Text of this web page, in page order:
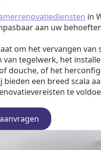
in
aan uw
om het vervangen van
van tegelwerk, het
douche, of het
bieden een breed scala
te